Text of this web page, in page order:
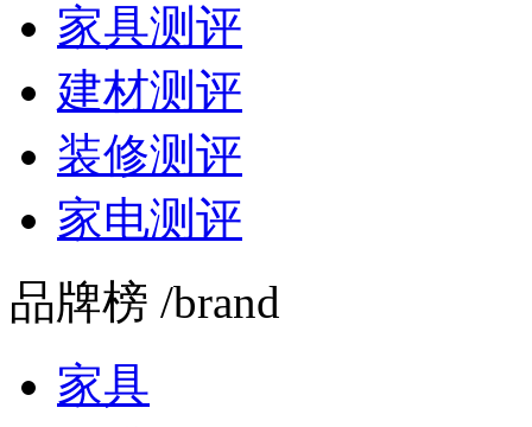
家具测评
建材测评
装修测评
家电测评
品牌榜 /brand
家具